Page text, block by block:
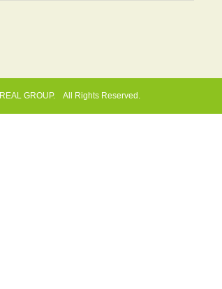
REAL GROUP. All Rights Reserved.